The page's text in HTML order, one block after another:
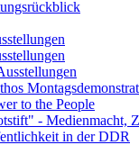
to the People
- Medienmacht,
in der DDR